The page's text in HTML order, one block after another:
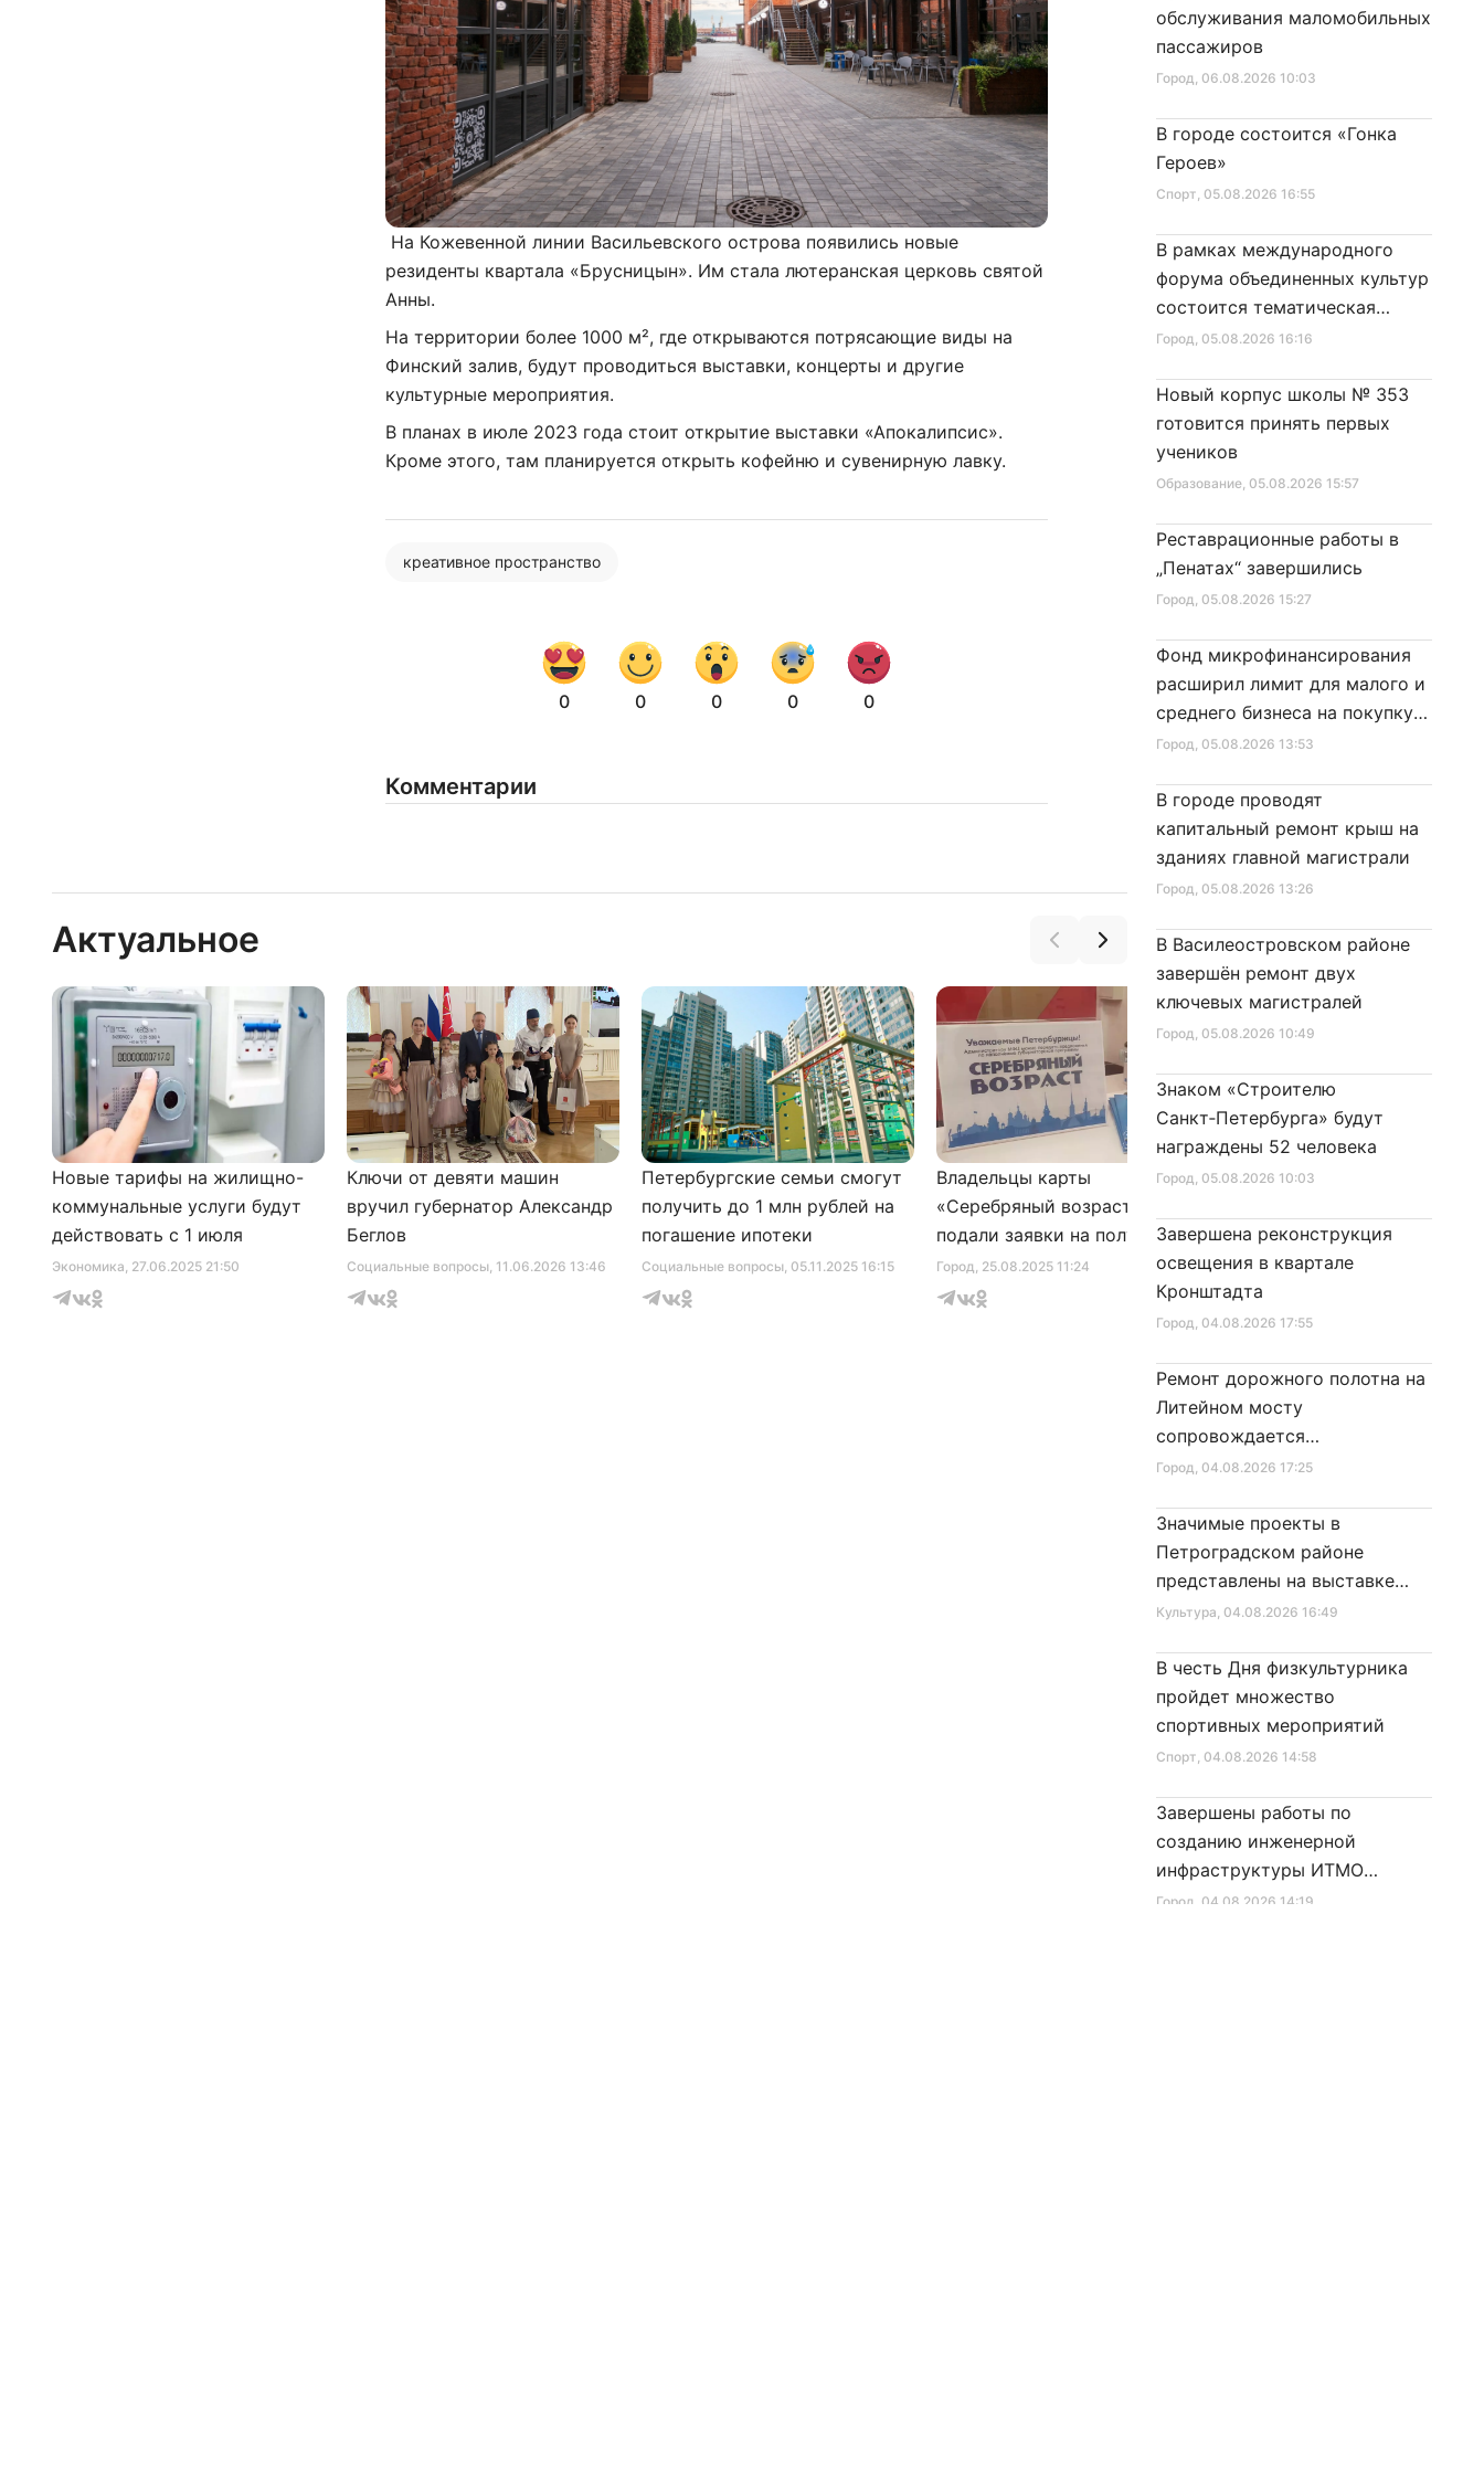
На Кожевенной линии Васильевского острова появились новые
резиденты квартала «Брусницын». Им стала лютеранская церковь святой
Анны.
На территории более 1000 м², где открываются потрясающие виды на
Финский залив, будут проводиться выставки, концерты и другие
культурные мероприятия.
В планах в июле 2023 года стоит открытие выставки «Апокалипсис».
Кроме этого, там планируется открыть кофейню и сувенирную лавку.
креативное пространство
0 0 0 0 0
Комментарии
Актуальное
Экономика, 27.06.2025 21:50
Новые тарифы на жилищно-
коммунальные услуги будут
действовать с 1 июля
Социальные вопросы, 11.06.2026 13:46
Ключи от девяти машин
вручил губернатор Александр
Беглов
Социальные вопросы, 05.11.2025 16:15
Петербургские семьи смогут
получить до 1 млн рублей на
погашение ипотеки
Город, 25.08.2025 11:24
Владельцы карты
«Серебряный возраст»
подали заявки на получение
сертификата для посещения
музеев
Город , 10.01.2026 16:46
Александр Беглов подписал
в Закон Санкт‑Петербурга
«Социальный кодекс
Санкт‑Петербурга»
Город, 06.08.2026 10:03
обслуживания маломобильных
пассажиров
Спорт, 05.08.2026 16:55
В городе состоится «Гонка
Героев»
Город, 05.08.2026 16:16
В рамках международного
форума объединенных культур
состоится тематическая
секция
Образование, 05.08.2026 15:57
Новый корпус школы № 353
готовится принять первых
учеников
Город, 05.08.2026 15:27
Реставрационные работы в
„Пенатах“ завершились
Город, 05.08.2026 13:53
Фонд микрофинансирования
расширил лимит для малого и
среднего бизнеса на покупку
специальной техники
Город, 05.08.2026 13:26
В городе проводят
капитальный ремонт крыш на
зданиях главной магистрали
Город, 05.08.2026 10:49
В Василеостровском районе
завершён ремонт двух
ключевых магистралей
Город, 05.08.2026 10:03
Знаком «Строителю
Санкт‑Петербурга» будут
награждены 52 человека
Город, 04.08.2026 17:55
Завершена реконструкция
освещения в квартале
Кронштадта
Город, 04.08.2026 17:25
Ремонт дорожного полотна на
Литейном мосту
сопровождается
реставрационными работами
Культура, 04.08.2026 16:49
Значимые проекты в
Петроградском районе
представлены на выставке
достижений
Спорт, 04.08.2026 14:58
В честь Дня физкультурника
пройдет множество
спортивных мероприятий
Город , 04.08.2026 14:19
Завершены работы по
созданию инженерной
инфраструктуры ИТМО
Хайпарк